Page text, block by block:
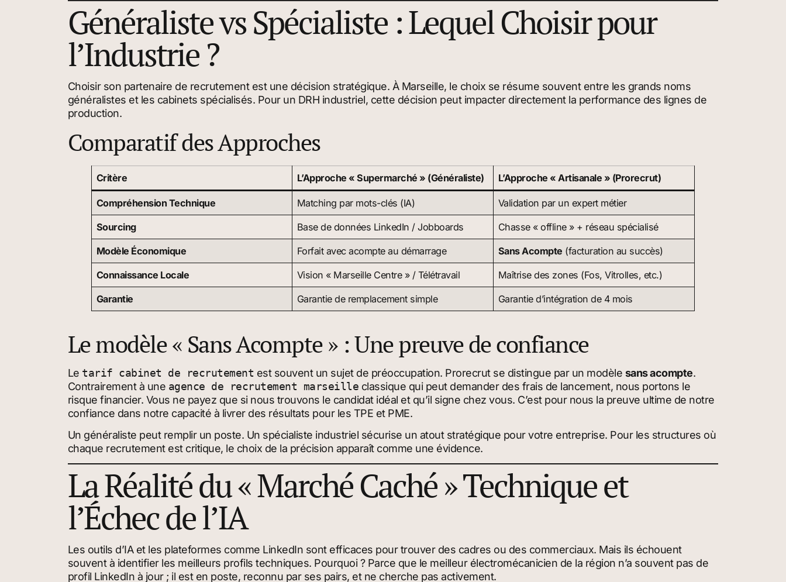
Généraliste vs Spécialiste : Lequel Choisir pour
l’Industrie ?
Choisir son partenaire de recrutement est une décision stratégique. À Marseille, le choix se résume souvent entre les grands noms
généralistes et les cabinets spécialisés. Pour un DRH industriel, cette décision peut impacter directement la performance des lignes de
production.
Comparatif des Approches
Critère L’Approche « Supermarché » (Généraliste) L’Approche « Artisanale » (Prorecrut)
Compréhension Technique Matching par mots-clés (IA) Validation par un expert métier
Sourcing Base de données LinkedIn / Jobboards Chasse « offline » + réseau spécialisé
Modèle Économique Forfait avec acompte au démarrage Sans Acompte (facturation au succès)
Connaissance Locale Vision « Marseille Centre » / Télétravail Maîtrise des zones (Fos, Vitrolles, etc.)
Garantie Garantie de remplacement simple Garantie d’intégration de 4 mois
Le modèle « Sans Acompte » : Une preuve de confiance
Le tarif cabinet de recrutement est souvent un sujet de préoccupation. Prorecrut se distingue par un modèle sans acompte.
Contrairement à une agence de recrutement marseille classique qui peut demander des frais de lancement, nous portons le
risque financier. Vous ne payez que si nous trouvons le candidat idéal et qu’il signe chez vous. C’est pour nous la preuve ultime de notre
confiance dans notre capacité à livrer des résultats pour les TPE et PME.
Un généraliste peut remplir un poste. Un spécialiste industriel sécurise un atout stratégique pour votre entreprise. Pour les structures où
chaque recrutement est critique, le choix de la précision apparaît comme une évidence.
La Réalité du « Marché Caché » Technique et
l’Échec de l’IA
Les outils d’IA et les plateformes comme LinkedIn sont efficaces pour trouver des cadres ou des commerciaux. Mais ils échouent
souvent à identifier les meilleurs profils techniques. Pourquoi ? Parce que le meilleur électromécanicien de la région n’a souvent pas de
profil LinkedIn à jour ; il est en poste, reconnu par ses pairs, et ne cherche pas activement.